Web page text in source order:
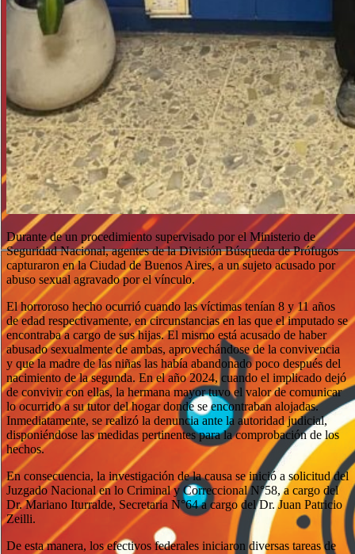
Durante de un procedimiento supervisado por el Ministerio de
Seguridad Nacional, agentes de la División Búsqueda de Prófugos
capturaron en la Ciudad de Buenos Aires, a un sujeto acusado por
abuso sexual agravado por el vínculo.
El horroroso hecho ocurrió cuando las víctimas tenían 8 y 11 años
de edad respectivamente, en circunstancias en las que el imputado se
encontraba a cargo de sus hijas. El mismo está acusado de haber
abusado sexualmente de ambas, aprovechándose de la convivencia
y que la madre de las niñas las había abandonado poco después del
nacimiento de la segunda. En el año 2024, cuando el implicado dejó
de convivir con ellas, la hermana mayor tuvo el valor de comunicar
lo ocurrido a su tutor del hogar donde se encontraban alojadas.
Inmediatamente, se realizó la denuncia ante la autoridad judicial,
disponiéndose las medidas pertinentes para la comprobación de los
hechos.
En consecuencia, la investigación de la causa se inició a solicitud del
Juzgado Nacional en lo Criminal y Correccional N°58, a cargo del
Dr. Mariano Iturralde, Secretaria N°64 a cargo del Dr. Juan Patricio
Zeilli.
De esta manera, los efectivos federales iniciaron diversas tareas de